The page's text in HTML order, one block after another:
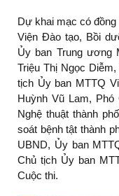
Dự khai mạc có
Viện Đào tạo, Bồi
Ủy ban Trung ương
Triệu Thị Ngọc
tịch Ủy ban MTTQ
Huỳnh Vũ Lam,
Nghệ thuật thành
soát bệnh tật thành
UBND, Ủy ban
Chủ tịch Ủy ban
Cuộc thi.